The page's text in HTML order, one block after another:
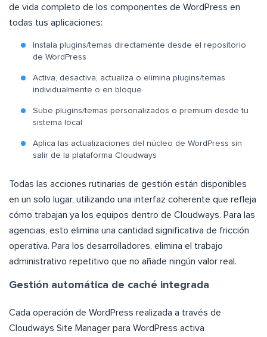
de vida completo de los componentes de WordPress en
todas tus aplicaciones:
Instala plugins/temas directamente desde el repositorio
de WordPress
Activa, desactiva, actualiza o elimina plugins/temas
individualmente o en bloque
Sube plugins/temas personalizados o premium desde tu
sistema local
Aplica las actualizaciones del núcleo de WordPress sin
salir de la plataforma Cloudways
Todas las acciones rutinarias de gestión están disponibles
en un solo lugar, utilizando una interfaz coherente que refleja
cómo trabajan ya los equipos dentro de Cloudways. Para las
agencias, esto elimina una cantidad significativa de fricción
operativa. Para los desarrolladores, elimina el trabajo
administrativo repetitivo que no añade ningún valor real.
Gestión automática de caché integrada
Cada operación de WordPress realizada a través de
Cloudways Site Manager para WordPress activa